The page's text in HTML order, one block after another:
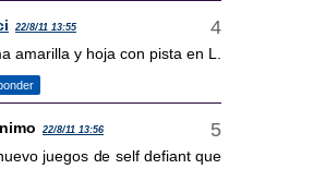
22/8/11 13:55
amarilla y hoja con pista en L.
22/8/11 13:56
juegos de self defiant que